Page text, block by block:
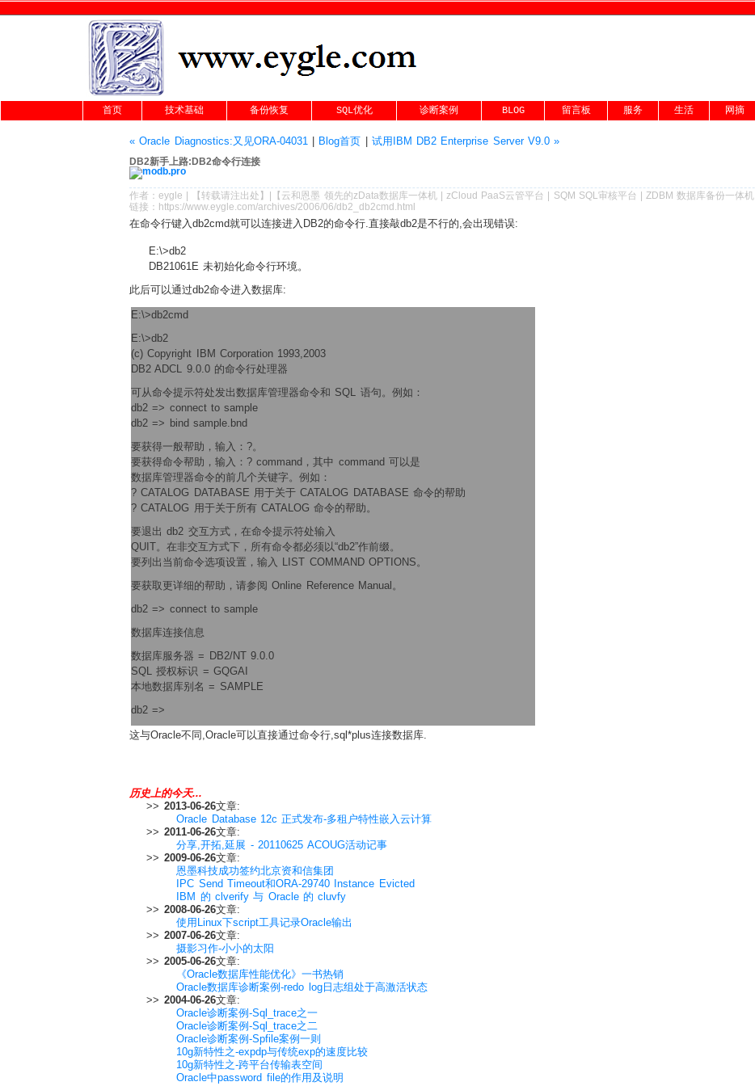
首页 技术基础 备份恢复 SQL优化 诊断案例 BLOG 留言板 服务 生活 网摘
« Oracle Diagnostics:又见ORA-04031| Blog首页 试用IBM DB2 Enterprise Server V9.0 »
DB2新手上路:DB2命令行连接
作者： eygle 【转载请注出处 】|【 云和恩墨 领先的zData数据库一体机|zCloud PaaS云管平台 SQM SQL审核平台 |ZDBM 数据库备份一体机
链接： https://www.eygle.com/archives/2006/06/db2_db2cmd.html
在命令行键入db2cmd就可以连接进入DB2的命令行.直接敲db2是不行的,会出现错误:
E:\>db2
DB21061E 未初始化命令行环境。
此后可以通过db2命令进入数据库:
E:\>db2cmd
E:\>db2
(c) Copyright IBM Corporation 1993,2003
DB2 ADCL 9.0.0 的命令行处理器
可从命令提示符处发出数据库管理器命令和 SQL 语句。例如：
db2 => connect to sample
db2 => bind sample.bnd
要获得一般帮助，输入：?。
要获得命令帮助，输入：? command，其中 command 可以是
数据库管理器命令的前几个关键字。例如：
? CATALOG DATABASE 用于关于 CATALOG DATABASE 命令的帮助
? CATALOG 用于关于所有 CATALOG 命令的帮助。
要退出 db2 交互方式，在命令提示符处输入
QUIT。在非交互方式下，所有命令都必须以“db2”作前缀。
要列出当前命令选项设置，输入 LIST COMMAND OPTIONS。
要获取更详细的帮助，请参阅 Online Reference Manual。
db2 => connect to sample
数据库连接信息
数据库服务器 = DB2/NT 9.0.0
SQL 授权标识 = GQGAI
本地数据库别名 = SAMPLE
db2 =>
这与Oracle不同,Oracle可以直接通过命令行,sql*plus连接数据库.
历史上的今天...
>> 2013-06-26文章:
Oracle Database 12c 正式发布-多租户特性嵌入云计算
>> 2011-06-26文章:
分享,开拓,延展 - 20110625 ACOUG活动记事
>> 2009-06-26文章:
恩墨科技成功签约北京资和信集团
IPC Send Timeout和ORA-29740 Instance Evicted
IBM 的 clverify 与 Oracle 的 cluvfy
>> 2008-06-26文章:
使用Linux下script工具记录Oracle输出
>> 2007-06-26文章:
摄影习作-小小的太阳
>> 2005-06-26文章:
《Oracle数据库性能优化》一书热销
Oracle数据库诊断案例-redo log日志组处于高激活状态
>> 2004-06-26文章:
Oracle诊断案例-Sql_trace之一
Oracle诊断案例-Sql_trace之二
Oracle诊断案例-Spfile案例一则
10g新特性之-expdp与传统exp的速度比较
10g新特性之-跨平台传输表空间
Oracle中password file的作用及说明